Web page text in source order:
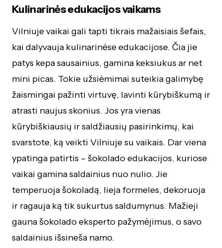
Kulinarinės edukacijos vaikams
Vilniuje vaikai gali tapti tikrais mažaisiais šefais,
kai dalyvauja kulinarinėse edukacijose. Čia jie
patys kepa sausainius, gamina keksiukus ar net
mini picas. Tokie užsiėmimai suteikia galimybę
žaismingai pažinti virtuvę, lavinti kūrybiškumą ir
atrasti naujus skonius. Jos yra vienas
kūrybiškiausių ir saldžiausių pasirinkimų, kai
svarstote, ką veikti Vilniuje su vaikais. Dar viena
ypatinga patirtis – šokolado edukacijos, kuriose
vaikai gamina saldainius nuo nulio. Jie
temperuoja šokoladą, lieja formeles, dekoruoja
ir ragauja ką tik sukurtus saldumynus. Mažieji
gauna šokolado eksperto pažymėjimus, o savo
saldainius išsineša namo.